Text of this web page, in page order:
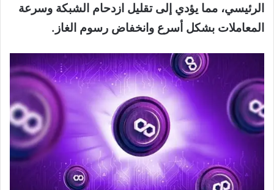
الرئيسي، مما يؤدي إلى تقليل ازدحام الشبكة وسرعة
المعاملات بشكل أسرع وانخفاض رسوم الغاز.